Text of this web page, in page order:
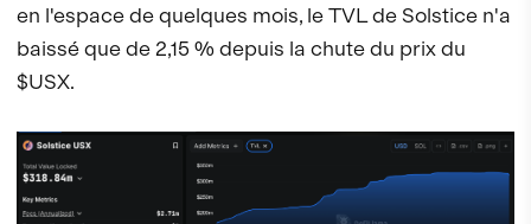
en l'espace de quelques mois, le TVL de Solstice n'a
baissé que de 2,15 % depuis la chute du prix du
$USX.